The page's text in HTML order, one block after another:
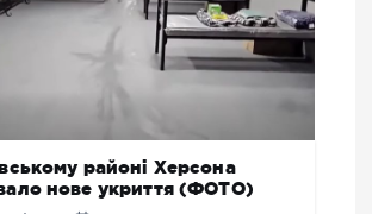
районі Херсона
нове укриття (ФОТО)